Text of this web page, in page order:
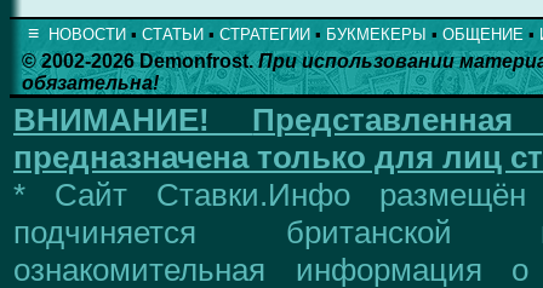
≡ НОВОСТИ ▪ СТАТЬИ ▪ СТРАТЕГИИ ▪ БУКМЕКЕРЫ ▪ ОБЩЕНИЕ ▪
© 2002-2026 Demonfrost.При использовании
обязательна!
ВНИМАНИЕ!
предназначена только для лиц
* Сайт Ставки.Инфо размещён
подчиняется британской
ознакомительная информация